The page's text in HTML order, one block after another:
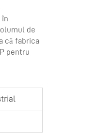
în
de
că fabrica
pentru